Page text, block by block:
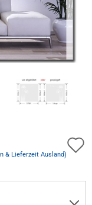
& Lieferzeit Ausland)